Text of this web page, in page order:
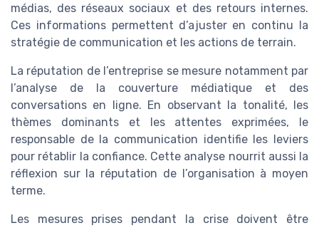
médias, des réseaux sociaux et des retours internes.
Ces informations permettent d’ajuster en continu la
stratégie de communication et les actions de terrain.
La réputation de l’entreprise se mesure notamment par
l’analyse de la couverture médiatique et des
conversations en ligne. En observant la tonalité, les
thèmes dominants et les attentes exprimées, le
responsable de la communication identifie les leviers
pour rétablir la confiance. Cette analyse nourrit aussi la
réflexion sur la réputation de l’organisation à moyen
terme.
Les mesures prises pendant la crise doivent être